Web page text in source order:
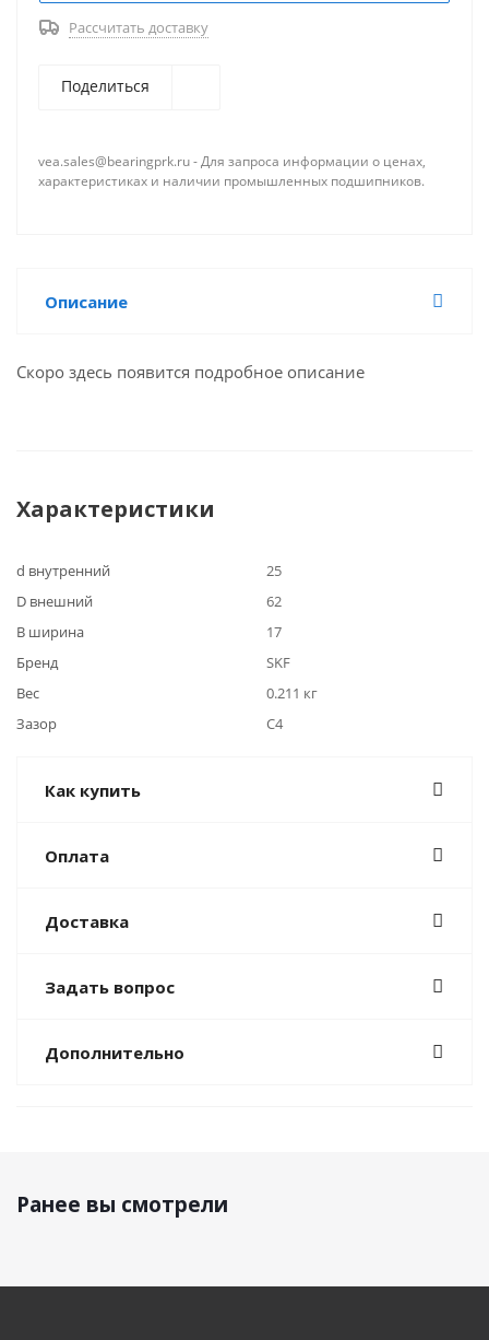
Рассчитать доставку
Поделиться
vea.sales@bearingprk.ru - Для запроса информации о ценах,
характеристиках и наличии промышленных подшипников.
Описание
Скоро здесь появится подробное описание
Характеристики
d внутренний
25
D внешний
62
B ширина
17
Бренд
SKF
Вес
0.211 кг
Зазор
C4
Как купить
Оплата
Доставка
Задать вопрос
Дополнительно
Ранее вы смотрели